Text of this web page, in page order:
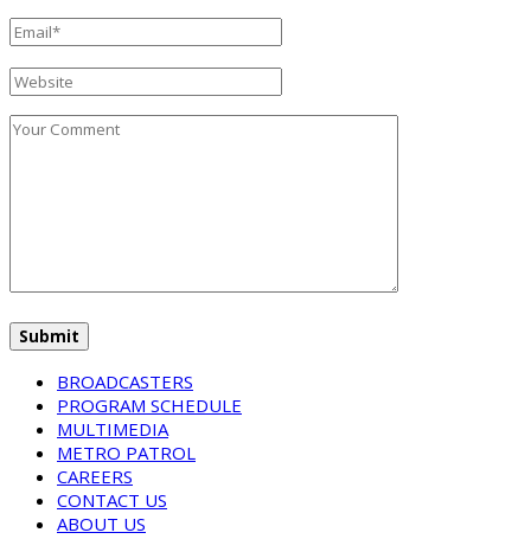
BROADCASTERS
PROGRAM SCHEDULE
MULTIMEDIA
METRO PATROL
CAREERS
CONTACT US
ABOUT US